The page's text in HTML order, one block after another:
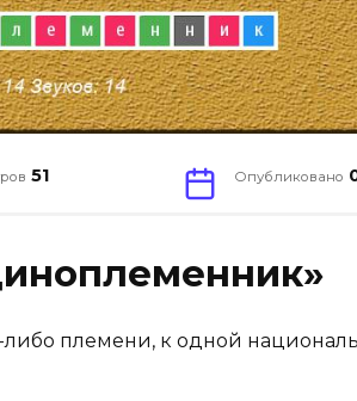
51 Опубликовано
племени, к одной